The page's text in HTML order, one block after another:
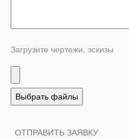
Загрузите чертежи, эскизы